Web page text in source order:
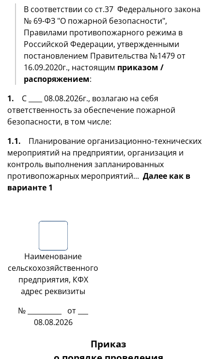
В соответствии со ст.37 Федерального закона
№ 69-ФЗ "О пожарной безопасности",
Правилами противопожарного режима в
Российской Федерации, утвержденными
постановлением Правительства №1479 от
16.09.2020г., настоящим приказом /
распоряжением:
1.
С ____ 08.08.2026г., возлагаю на себя
ответственность за обеспечение пожарной
безопасности, в том числе:
1.1. Планирование организационно-технических
мероприятий на предприятии, организация и
контроль выполнения запланированных
противопожарных мероприятий... Далее как в
варианте 1
Наименование
сельскохозяйственного
предприятия, КФХ
адрес реквизиты
№ __________ от ___
08.08.2026
Приказ